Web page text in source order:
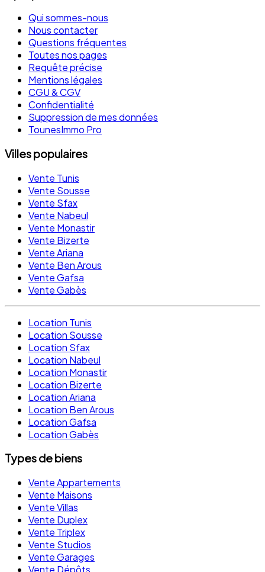
Qui sommes-nous
Nous contacter
Questions fréquentes
Toutes nos pages
Requête précise
Mentions légales
CGU & CGV
Confidentialité
Suppression de mes données
TounesImmo Pro
Villes populaires
Vente Tunis
Vente Sousse
Vente Sfax
Vente Nabeul
Vente Monastir
Vente Bizerte
Vente Ariana
Vente Ben Arous
Vente Gafsa
Vente Gabès
Location Tunis
Location Sousse
Location Sfax
Location Nabeul
Location Monastir
Location Bizerte
Location Ariana
Location Ben Arous
Location Gafsa
Location Gabès
Types de biens
Vente Appartements
Vente Maisons
Vente Villas
Vente Duplex
Vente Triplex
Vente Studios
Vente Garages
Vente Dépôts